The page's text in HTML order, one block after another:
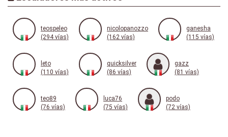
teospeleo
(294 vías)
nicolopanozzo
(162 vías)
ganesha
(115 vías)
leto
(110 vías)
quicksilver
(86 vías)
gazz
(81 vías)
teo89
(76 vías)
luca76
(75 vías)
podo
(72 vías)